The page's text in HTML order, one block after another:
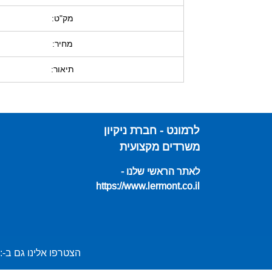
מק"ט:
מחיר:
תיאור:
לרמונט - חברת ניקיון
משרדים מקצועית
לאתר הראשי שלנו -
https://www.lermont.co.il
הצטרפו אלינו גם ב-: